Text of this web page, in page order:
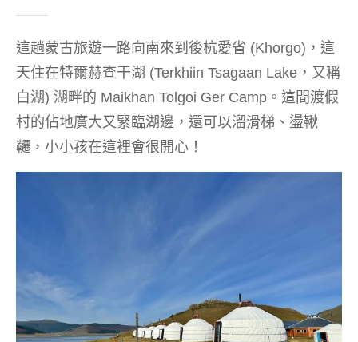
這趟蒙古旅遊一路向南來到後杭愛省 (Khorgo)，這
天住在特爾赫查干湖 (Terkhiin Tsagaan Lake，又稱
白湖) 湖畔的 Maikhan Tolgoi Ger Camp。這間渡假
村的佔地廣大又緊臨湖邊，還可以溜滑梯、盪鞦
韆，小小孩在這裡會很開心！